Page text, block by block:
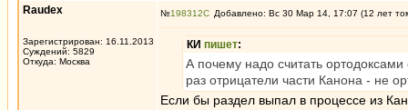
Raudex
Зарегистрирован: 16.11.2013
Суждений: 5829
Откуда: Москва
№198312 Добавлено: Вс 30 Мар 14, 17:07 (12 лет
КИ пишет:
А почему надо считать
раз отрицатели части Канона - не
Если бы раздел выпал в процессе из